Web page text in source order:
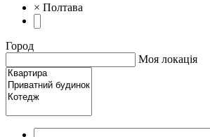
× Полтава
Город
Моя локація